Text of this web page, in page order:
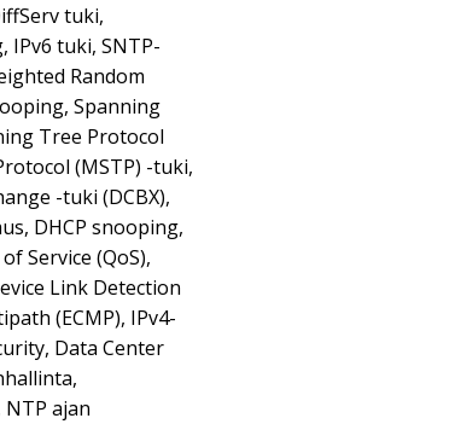
tuki,
IPv6 tuki, SNTP-
Random
Spanning
Tree Protocol
(MSTP) -tuki,
-tuki (DCBX),
DHCP snooping,
Service (QoS),
Link Detection
(ECMP), IPv4-
Data Center
ajan